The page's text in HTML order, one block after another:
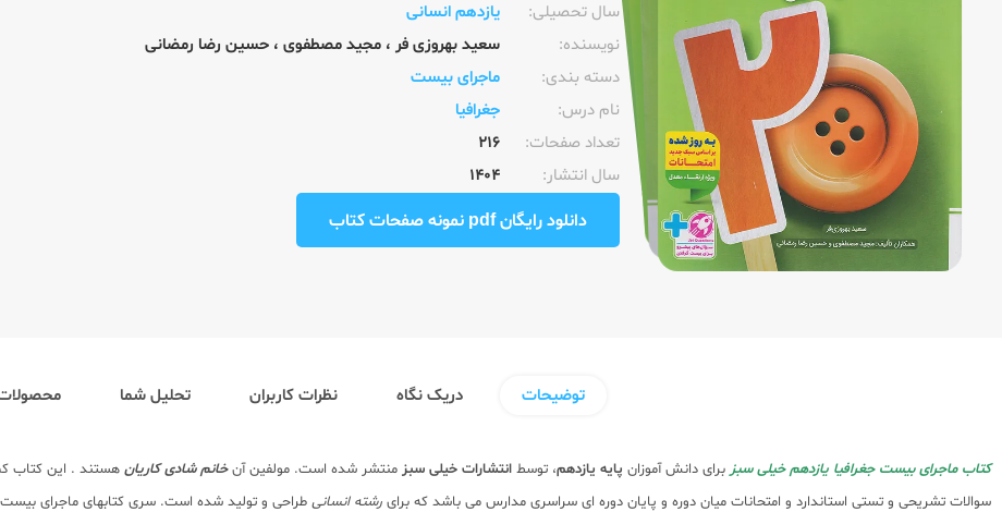
سال تحصیلی:‌
یازدهم انسانی
نویسنده:‌
سعید بهروزی فر ، مجید مصطفوی ، حسین رضا رمضانی
دسته بندی:
ماجرای بیست
نام درس:
جغرافیا
تعداد صفحات:‌
216
سال انتشار:‌
1404
دانلود رایگان pdf نمونه صفحات کتاب
توضیحات دریک نگاه نظرات کاربران تحلیل شما
کتاب ماجرای بیست جغرافیا یازدهم خیلی سبزبرای دانش آموزان پایه یازدهم، توسط انتشارات خیلی سبز منتشر شده است. مولفین آنخانم شادی کاریان هستند . این کتاب
سوالات تشریحی و تستی استاندارد و امتحانات میان دوره و پایان دوره ای سراسری مدارس می باشد که برای رشته انسانی